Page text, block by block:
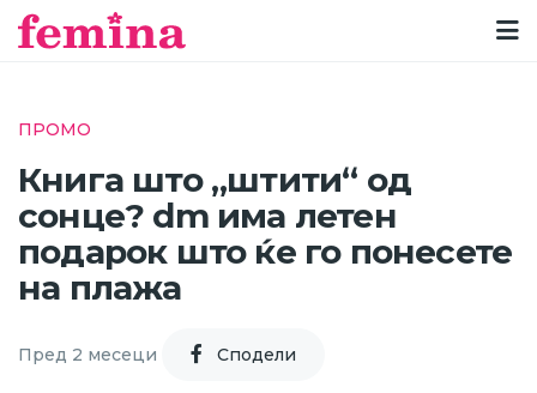
ПРОМО
Книга што „штити“ од
сонце? dm има летен
подарок што ќе го понесете
на плажа
Пред 2 месеци Cподели